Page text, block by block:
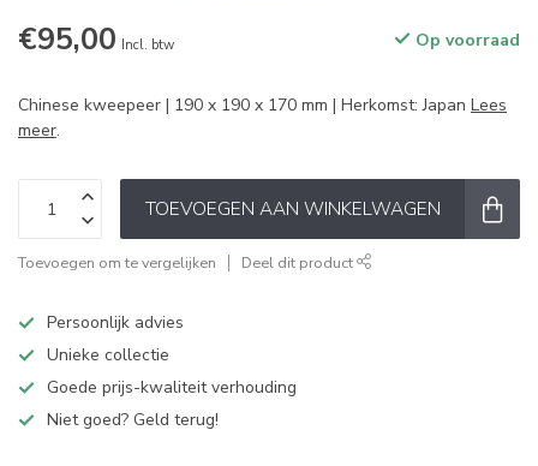
€95,00 Incl. btw Op voorraad
Chinese kweepeer | 190 x 190 x 170 mm | Herkomst: Japan Lees
meer.
TOEVOEGEN AAN WINKELWAGEN
Toevoegen om te vergelijken Deel dit product
Persoonlijk advies
Unieke collectie
Goede prijs-kwaliteit verhouding
Niet goed? Geld terug!